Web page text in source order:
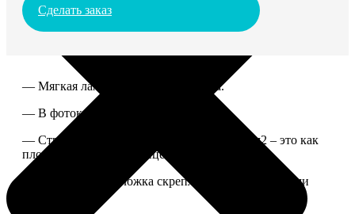
Сделать заказ
— Мягкая ламинированная обложка.
— В фотокниге от 60 до 300 страниц.
— Страницы из бумаги плотностью 170 г/м2 – это как
плотные страницы глянцевого журнала.
— Страницы и обложка скреплены металлическими